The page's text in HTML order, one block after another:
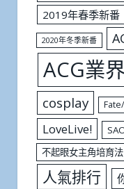
2019年春季新番
2020年冬季新番
ACG業界
cosplay
LoveLive!
不起眼女主角培育法
人氣排行